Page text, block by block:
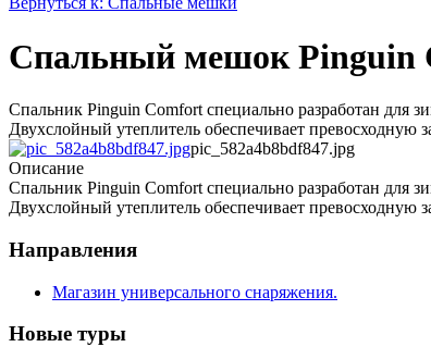
Спальный мешок Pinguin
Спальник Pinguin Comfort специально разработан для
Двухслойный утеплитель обеспечивает превосходную
pic_582a4b8bdf847.jpg
Описание
Спальник Pinguin Comfort специально разработан для
Двухслойный утеплитель обеспечивает превосходную
Направления
Магазин универсального снаряжения.
Новые туры